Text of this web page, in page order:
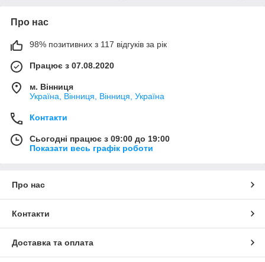
Про нас
98% позитивних з 117 відгуків за рік
Працює з 07.08.2020
м. Вінниця
Україна, Вінниця, Вінниця, Україна
Контакти
Сьогодні працює з 09:00 до 19:00
Показати весь графік роботи
Про нас
Контакти
Доставка та оплата